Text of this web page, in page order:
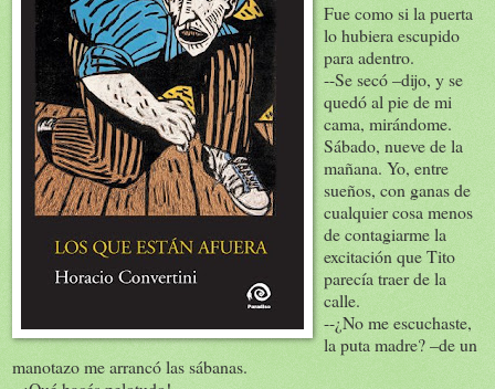
Fue como si la puerta
lo hubiera escupido
para adentro.
--Se secó –dijo, y se
quedó al pie de mi
cama, mirándome.
Sábado, nueve de la
mañana. Yo, entre
sueños, con ganas de
cualquier cosa menos
de contagiarme la
excitación que Tito
parecía traer de la
calle.
--¿No me escuchaste,
la puta madre? –de un
manotazo me arrancó las sábanas.